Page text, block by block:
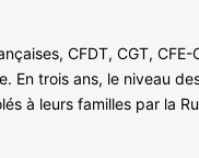
CFDT, CGT,
En trois ans, le niveau
à leurs familles par la